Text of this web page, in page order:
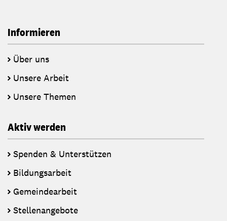
Informieren
Über uns
Unsere Arbeit
Unsere Themen
Aktiv werden
Spenden & Unterstützen
Bildungsarbeit
Gemeindearbeit
Stellenangebote